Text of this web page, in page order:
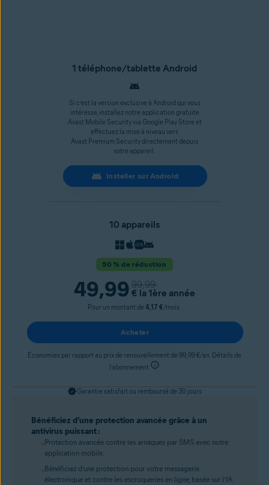
Bénéficiez d’une protection avancée grâce à un
antivirus puissant :
Protection avancée contre les arnaques par SMS avec notre
application mobile.
Bénéficiez d’une protection pour votre messagerie
électronique et contre les escroqueries en ligne, basée sur l’IA.
1 téléphone/tablette Android
Si c’est la version exclusive à Android qui vous
intéresse, installez notre application gratuite
Avast Mobile Security via Google Play Store et
effectuez la mise à niveau vers
Avast Premium Security directement depuis
votre appareil.
Installer sur Android
10 appareils
50 % de réduction
49,99 99,99
€ la 1ère année
Pour un montant de 4,17 €/mois.
Acheter
Économies par rapport au prix de renouvellement de 99,99 €/an. Détails de
l’abonnement
Garantie satisfait ou remboursé de 30 jours